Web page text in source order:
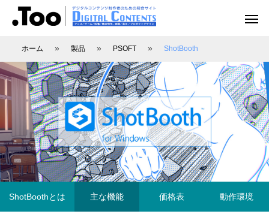
アニメーション制作 映像制作・動画配信
アニメーション（レポート） 映像動画配信（レポート）
アニメーション制作（現場事例）
ホーム » 製品 » PSOFT » ShotBooth
ShotBoothとは 主な機能 価格表 動作環境